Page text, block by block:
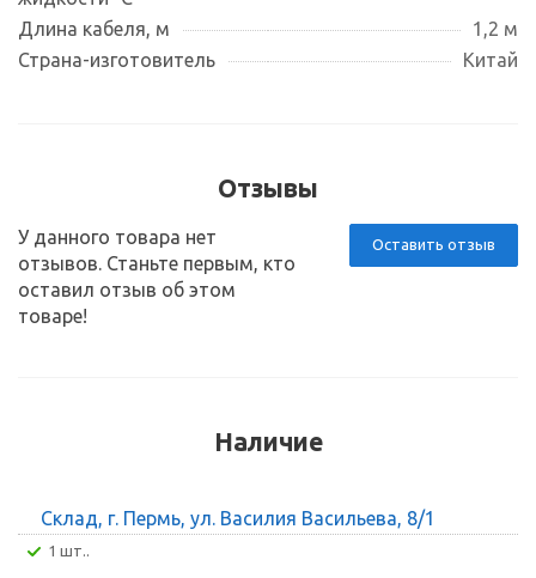
Длина кабеля, м
1,2 м
Страна-изготовитель
Китай
Отзывы
Оставить отзыв
У данного товара нет
отзывов. Станьте первым, кто
оставил отзыв об этом
товаре!
Наличие
Склад, г. Пермь, ул. Василия Васильева, 8/1
1 шт..